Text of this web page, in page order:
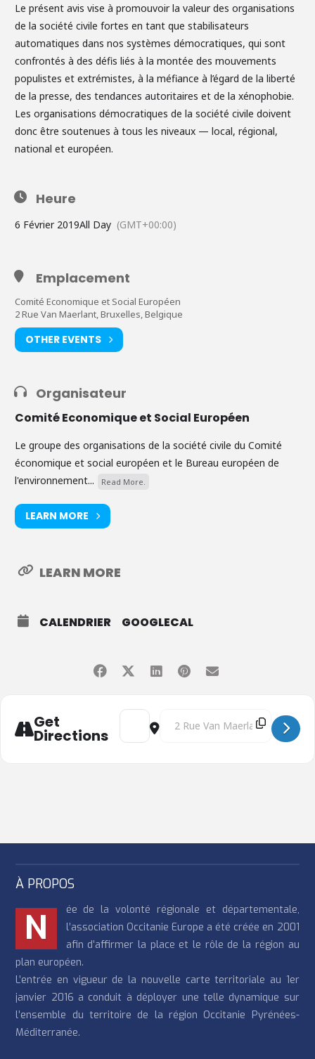
Le présent avis vise à promouvoir la valeur des organisations
de la société civile fortes en tant que stabilisateurs
automatiques dans nos systèmes démocratiques, qui sont
confrontés à des défis liés à la montée des mouvements
populistes et extrémistes, à la méfiance à l’égard de la liberté
de la presse, des tendances autoritaires et de la xénophobie.
Les organisations démocratiques de la société civile doivent
donc être soutenues à tous les niveaux — local, régional,
national et européen.
Heure
6 Février 2019All Day (GMT+00:00)
Emplacement
Comité Economique et Social Européen
2 Rue Van Maerlant, Bruxelles, Belgique
OTHER EVENTS
Organisateur
Comité Economique et Social Européen
Le groupe des organisations de la société civile du Comité
économique et social européen et le Bureau européen de
l'environnement...
Read More.
LEARN MORE
LEARN MORE
CALENDRIER GOOGLECAL
Get
Directions
Address - Une démocratie résiliente - une
Destination Address - Une
À PROPOS
N
ée de la volonté régionale et départementale,
l’association Occitanie Europe a été créée en 2001
afin d’affirmer la place et le rôle de la région au
plan européen.
L’entrée en vigueur de la nouvelle carte territoriale au 1er
janvier 2016 a conduit à déployer une telle dynamique sur
l’ensemble du territoire de la région Occitanie Pyrénées-
Méditerranée.